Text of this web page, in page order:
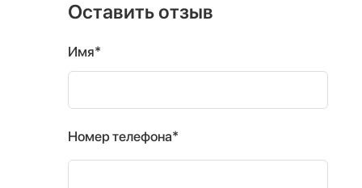
Оставить отзыв
Имя*
Номер телефона*